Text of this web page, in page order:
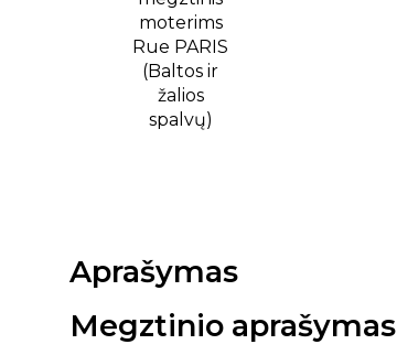
Aprašymas
Megztinio aprašymas